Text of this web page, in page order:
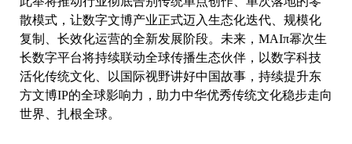
散模式，让数字文博产业正式迈入生态化迭代、规模化
复制、长效化运营的全新发展阶段。未来，MAIπ幂次生
长数字平台将持续联动全球传播生态伙伴，以数字科技
活化传统文化、以国际视野讲好中国故事，持续提升东
方文博IP的全球影响力，助力中华优秀传统文化稳步走向
世界、扎根全球。